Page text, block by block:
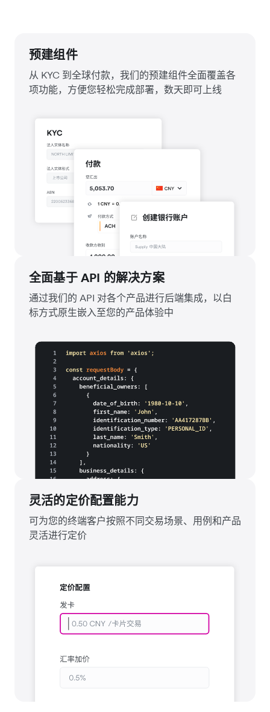
预建组件
从 KYC 到全球付款，我们的预建组件全面覆盖各
项功能，方便您轻松完成部署，数天即可上线
全面基于 API 的解决方案
通过我们的 API 对各个产品进行后端集成，以白
标方式原生嵌入至您的产品体验中
灵活的定价配置能力
可为您的终端客户按照不同交易场景、用例和产品
灵活进行定价